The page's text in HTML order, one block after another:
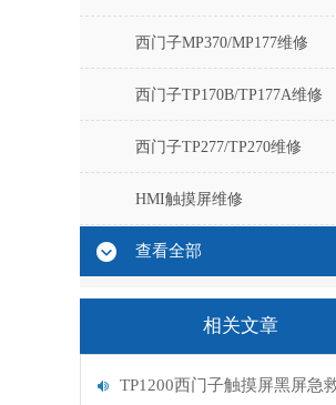
西门子MP370/MP177维修
西门子TP170B/TP177A维修
西门子TP277/TP270维修
HMI触摸屏维修
查看全部
相关文章